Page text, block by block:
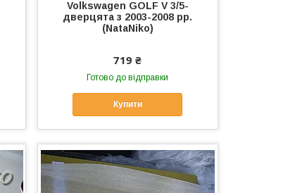
Volkswagen GOLF V 3/5-
дверцята з 2003-2008 рр.
(NataNiko)
719 ₴
Готово до відправки
Купити